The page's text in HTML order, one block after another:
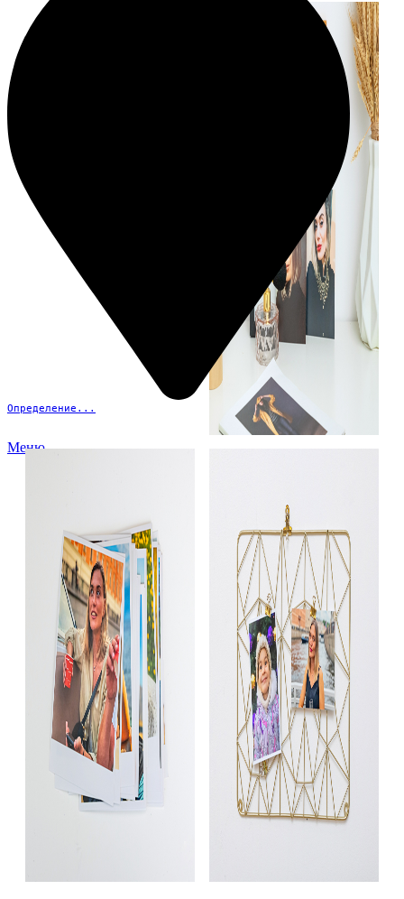
Определение...
Меню